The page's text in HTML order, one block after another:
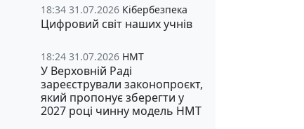
18:34 31.07.2026 Кібербезпека
Цифровий світ наших учнів
18:24 31.07.2026 НМТ
У Верховній Раді
зареєстрували законопроєкт,
який пропонує зберегти у
2027 році чинну модель НМТ